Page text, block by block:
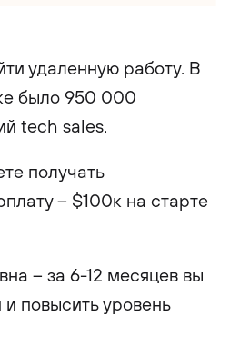
удаленную работу. В
было 950 000
tech sales.
получать
– $100к на старте
– за 6-12 месяцев вы
повысить уровень